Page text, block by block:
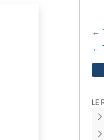
←
←
LE